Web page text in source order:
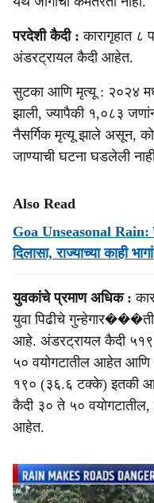
परदेशी कैदी : कारागृहात ८
अंडरट्रायल कैदी आहेत.
सुटका आणि मृत्यू : २०२४
झाली, ज्यापैकी १,०८३
नैसर्गिक मृत्यू झाले असून,
जाण्याची घटना घडलेली
Also Read
Goa Unseasonal Rain:
दिलासा, राज्‍याच्‍या काही
युवकांचे प्रमाण अधिक :
युवा पिढीचे
आहे. अंडरट्रायल कैदी
५० वयोगटातील आहेत आणि
१९० (३६.६ टक्के) इतकी
कैदी ३० ते ५०
आहेत.